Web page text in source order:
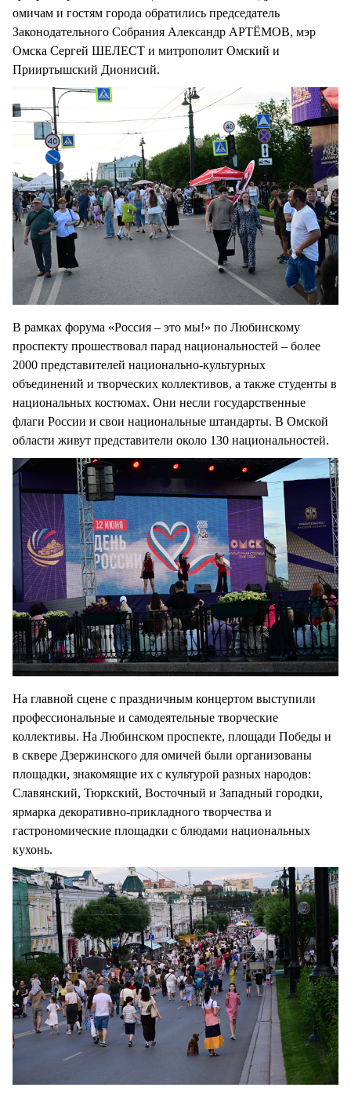
омичам и гостям города обратились председатель
Законодательного Собрания Александр АРТЁМОВ, мэр
Омска Сергей ШЕЛЕСТ и митрополит Омский и
Прииртышский Дионисий.
В рамках форума «Россия – это мы!» по Любинскому
проспекту прошествовал парад национальностей – более
2000 представителей национально-культурных
объединений и творческих коллективов, а также студенты в
национальных костюмах. Они несли государственные
флаги России и свои национальные штандарты. В Омской
области живут представители около 130 национальностей.
На главной сцене с праздничным концертом выступили
профессиональные и самодеятельные творческие
коллективы. На Любинском проспекте, площади Победы и
в сквере Дзержинского для омичей были организованы
площадки, знакомящие их с культурой разных народов:
Славянский, Тюркский, Восточный и Западный городки,
ярмарка декоративно-прикладного творчества и
гастрономические площадки с блюдами национальных
кухонь.